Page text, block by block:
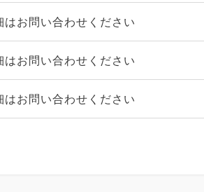
はお問い合わせください
はお問い合わせください
はお問い合わせください